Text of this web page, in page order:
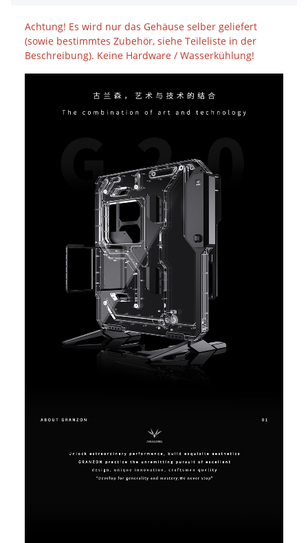
Achtung! Es wird nur das Gehäuse selber geliefert
(sowie bestimmtes Zubehör, siehe Teileliste in der
Beschreibung). Keine Hardware / Wasserkühlung!